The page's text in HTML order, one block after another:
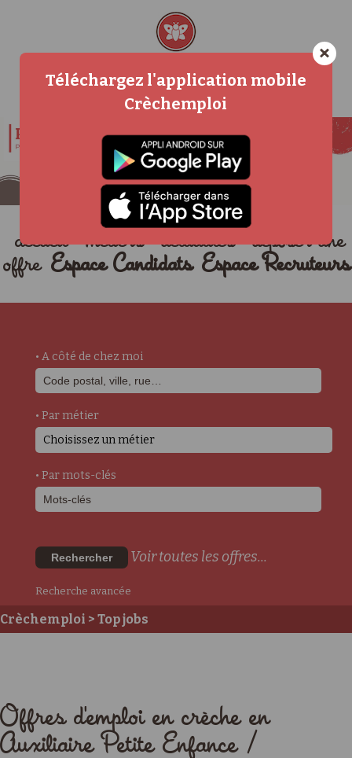
accueil métiers actualités
déposer une
offre Espace Candidats Espace Recruteurs
• A côté de chez moi
• Par métier
Choisissez un métier
• Par mots-clés
Rechercher Voir toutes les offres...
Recherche avancée
Crèchemploi > Top jobs
Offres d'emploi en crèche en
Auxiliaire Petite Enfance /
×
Téléchargez l'application mobile
Crèchemploi